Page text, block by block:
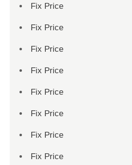
Fix Price
Fix Price
Fix Price
Fix Price
Fix Price
Fix Price
Fix Price
Fix Price